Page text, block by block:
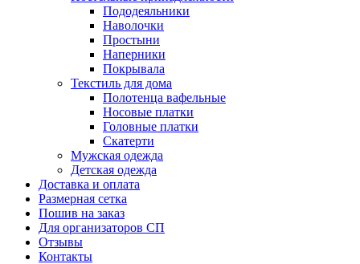
Пододеяльники
Наволочки
Простыни
Наперники
Покрывала
Текстиль для дома
Полотенца вафельные
Носовые платки
Головные платки
Скатерти
Мужская одежда
Детская одежда
Доставка и оплата
Размерная сетка
Пошив на заказ
Для организаторов СП
Отзывы
Контакты